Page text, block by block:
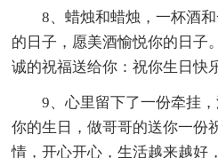
8、蜡烛和蜡烛，一杯酒
的日子，愿美酒愉悦你的日子
诚的祝福送给你：祝你生日快
9、心里留下了一份牵挂
你的生日，做哥哥的送你一份
情，开心开心，生活越来越好